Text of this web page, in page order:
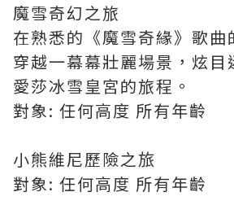
魔雪奇幻之旅
在熟悉的《魔雪奇緣》歌曲
穿越一幕幕壯麗場景，炫目
愛莎冰雪皇宮的旅程。
對象: 任何高度 所有年齡
小熊維尼歷險之旅
對象: 任何高度 所有年齡